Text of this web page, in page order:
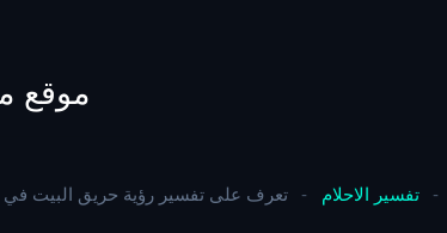
موقع
- تفسير الاحلام - تعرف على تفسير رؤية حريق البيت في